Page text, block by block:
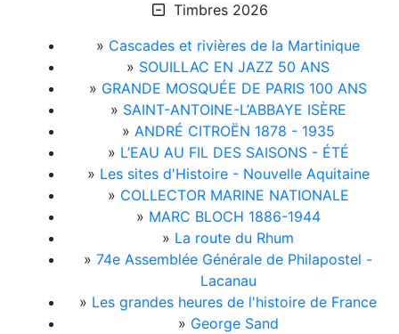
Timbres 2026
» Cascades et rivières de la Martinique
» SOUILLAC EN JAZZ 50 ANS
» GRANDE MOSQUÉE DE PARIS 100 ANS
» SAINT-ANTOINE-L’ABBAYE ISÈRE
» ANDRÉ CITROËN 1878 - 1935
» L’EAU AU FIL DES SAISONS - ÉTÉ
» Les sites d'Histoire - Nouvelle Aquitaine
» COLLECTOR MARINE NATIONALE
» MARC BLOCH 1886-1944
» La route du Rhum
» 74e Assemblée Générale de Philapostel -
Lacanau
» Les grandes heures de l'histoire de France
» George Sand